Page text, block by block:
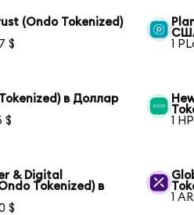
(Ondo Tokenized)
$
1
в Доллар
$
1
& Digital
Tokenized) в
$
1